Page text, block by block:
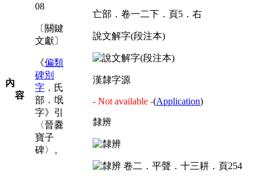
08
內
容
〔關鍵
文獻〕
《偏類
碑別
字 ．氏
部．氓
字》引
〈晉爨
寶子
碑〉。
亡部．卷一二下．頁5．右
說文解字(段注本)
漢隸字源
- Not available -(Application)
隸辨